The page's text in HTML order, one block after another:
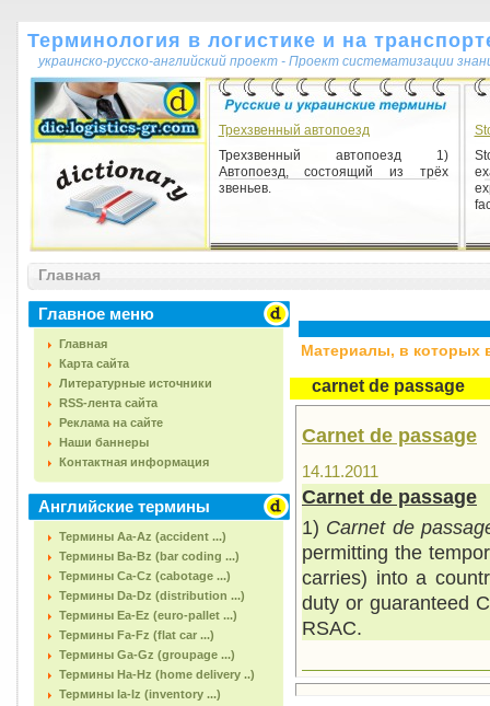
Терминология в логистике и на
украинско-русско-английский проект - Проект систематизации
Трехзвенный автопоезд
Трехзвенный автопоезд 1)
Автопоезд, состоящий из трёх
звеньев.
Главная
Главное меню
Главная
Карта сайта
Литературные источники
RSS-лента сайта
Реклама на сайте
Наши баннеры
Контактная информация
Английские термины
Термины Aa-Az (accident ...)
Термины Ba-Bz (bar coding ...)
Термины Ca-Cz (cabotage ...)
Термины Da-Dz (distribution ...)
Термины Ea-Ez (euro-pallet ...)
Термины Fa-Fz (flat car ...)
Термины Ga-Gz (groupage ...)
Термины Ha-Hz (home delivery ..)
Термины Ia-Iz (inventory ...)
Материалы, в которых
carnet de passage
Carnet de passage
14.11.2011
Carnet de passage
1) Carnet de
permitting the
carries) into a
duty or guaranteed
RSAC.